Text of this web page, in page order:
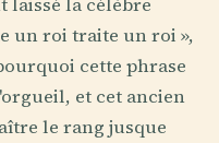
un roi traite un roi »,
cette phrase
et cet ancien
le rang jusque